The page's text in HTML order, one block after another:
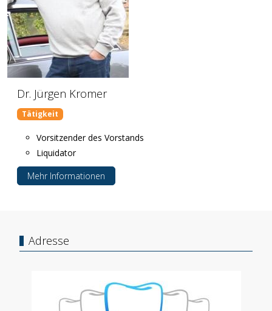
Dr. Jürgen Kromer
Tätigkeit
Vorsitzender des Vorstands
Liquidator
Mehr Informationen
Adresse